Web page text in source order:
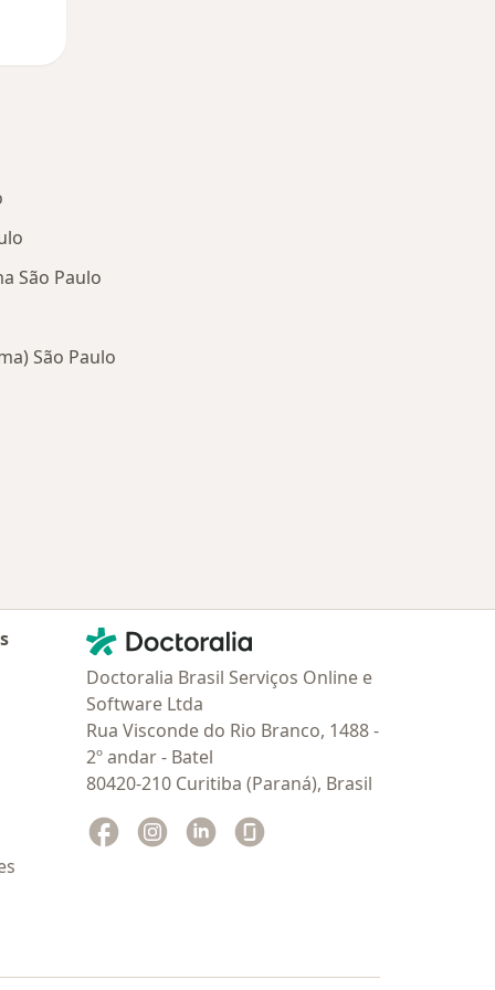
São Paulo
São Paulo
Contato
Doctoralia - Homepage
Doctoralia Brasil Serviços Online e
Software Ltda
Rua Visconde do Rio Branco, 1488 -
2º andar - Batel
80420-210 Curitiba (Paraná), Brasil
Facebook
abre num novo separador
Instagram
abre num novo separador
Linkedin
abre num novo separador